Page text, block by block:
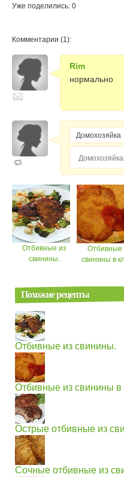
Уже поделились: 0
Комментарии (1):
Rim
нормально
Отбивные из
свинины.
Отбивные
свинины в
Похожие рецепты
Отбивные из свинины.
Отбивные из свинины в
Острые отбивные из
Сочные отбивные из